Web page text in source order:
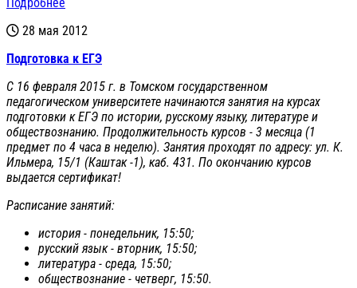
28 мая 2012
Подготовка к ЕГЭ
С 16 февраля 2015 г. в Томском государственном
педагогическом университете начинаются занятия на курсах
подготовки к ЕГЭ по истории, русскому языку, литературе и
обществознанию. Продолжительность курсов - 3 месяца (1
предмет по 4 часа в неделю). Занятия проходят по адресу: ул. К.
Ильмера, 15/1 (Каштак -1), каб. 431. По окончанию курсов
выдается сертификат!
Расписание занятий:
история - понедельник, 15:50;
русский язык - вторник, 15:50;
литература - среда, 15:50;
обществознание - четверг, 15:50.